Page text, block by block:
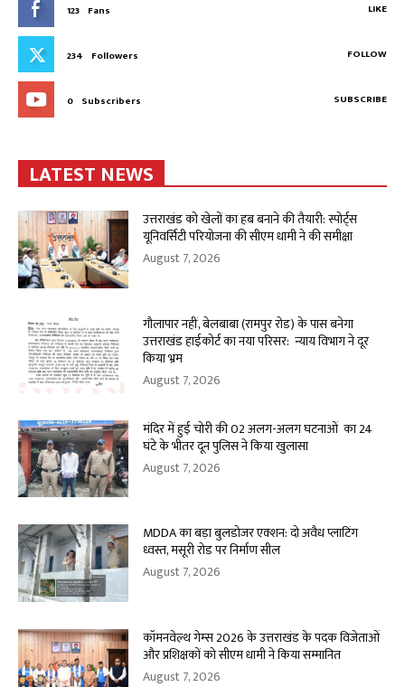
123 Fans LIKE
234 Followers FOLLOW
0 Subscribers SUBSCRIBE
LATEST NEWS
उत्तराखंड को खेलों का हब बनाने की तैयारी: स्पोर्ट्स
यूनिवर्सिटी परियोजना की सीएम धामी ने की समीक्षा
August 7, 2026
गौलापार नहीं, बेलबाबा (रामपुर रोड) के पास बनेगा
उत्तराखंड हाईकोर्ट का नया परिसर: न्याय विभाग ने दूर
किया भ्रम
August 7, 2026
मंदिर में हुई चोरी की 02 अलग-अलग घटनाओं का 24
घंटे के भीतर दून पुलिस ने किया खुलासा
August 7, 2026
MDDA का बड़ा बुलडोजर एक्शन: दो अवैध प्लाटिंग
ध्वस्त, मसूरी रोड पर निर्माण सील
August 7, 2026
कॉमनवेल्थ गेम्स 2026 के उत्तराखंड के पदक विजेताओं
और प्रशिक्षकों को सीएम धामी ने किया सम्मानित
August 7, 2026